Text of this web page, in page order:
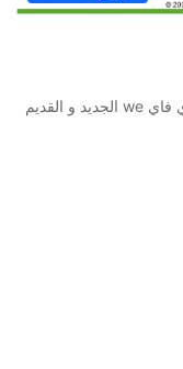
للمزيد من الحماية تعلم كيفية اخفاء شبكة الواي فاي we الجديد و القديم